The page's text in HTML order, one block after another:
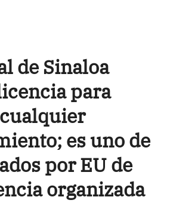
de Sinaloa
para
es uno de
por EU de
organizada